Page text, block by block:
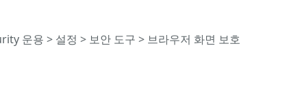
운용 > 설정 > 보안 도구 > 브라우저 화면 보호